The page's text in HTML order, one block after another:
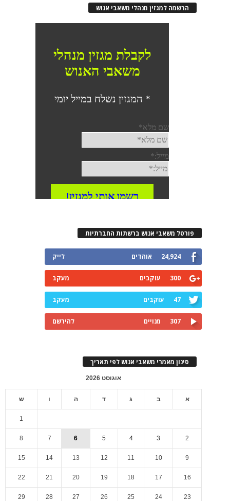
הרשמה למגזין מנהלי משאבי אנוש
פורטל משאבי אנוש ברשתות החברתיות
24,924 אוהדים לייק
300 עוקבים מעקב
47 עוקבים מעקב
307 מנויים להירשם
סינון מאמרי משאבי אנוש לפי תאריך
אוגוסט 2026
א ב ג ד ה ו ש
1
2
3
4
5
6
7
8
9
10
11
12
13
14
15
16
17
18
19
20
21
22
23
24
25
26
27
28
29